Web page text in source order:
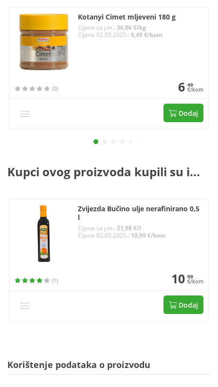
Kotanyi Cimet mljeveni 180 g
Cijena za j.m.:36,06 €/kg
Cijena 02.05.2025.:6,49 €/kom
(0) 6 49
€/kom
Dodaj
Kupci ovog proizvoda kupili su i...
Zvijezda Bučino ulje nerafinirano 0,5
l
Cijena za j.m.:21,98 €/l
Cijena 02.05.2025.: 10,99 €/kom
(1) 10 99
€/kom
Dodaj
Korištenje podataka o proizvodu